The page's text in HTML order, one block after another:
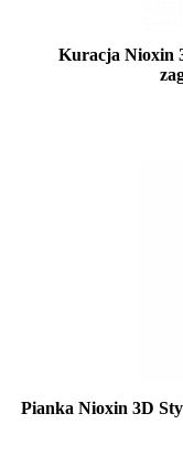
Kuracja Nioxin
Pianka Nioxin 3D